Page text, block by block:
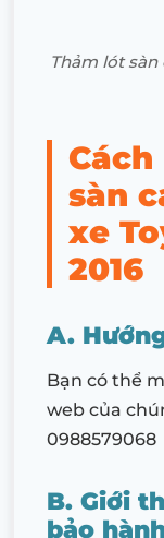
Thảm lót sàn
sàn
xe
2016
A.
Bạn có thể
web của
0988579068
B. Giới
bảo